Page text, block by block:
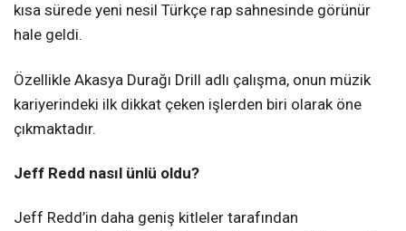
kısa sürede yeni nesil Türkçe rap sahnesinde görünür
hale geldi.
Özellikle Akasya Durağı Drill adlı çalışma, onun müzik
kariyerindeki ilk dikkat çeken işlerden biri olarak öne
çıkmaktadır.
Jeff Redd nasıl ünlü oldu?
Jeff Redd’in daha geniş kitleler tarafından